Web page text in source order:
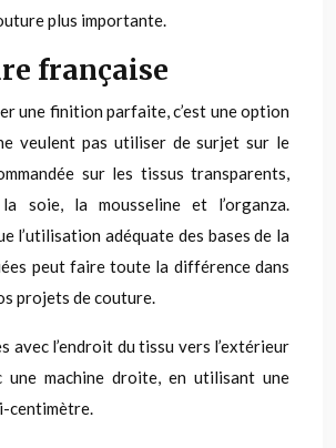
plus importante.
française
une finition parfaite, c’est une option
veulent pas utiliser de surjet sur le
sur les tissus transparents,
soie, la mousseline et l’organza.
l’utilisation adéquate des bases de la
peut faire toute la différence dans
projets de couture.
avec l’endroit du tissu vers l’extérieur
une machine droite, en utilisant une
centimètre.